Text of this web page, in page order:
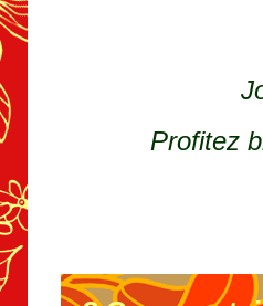
Profitez